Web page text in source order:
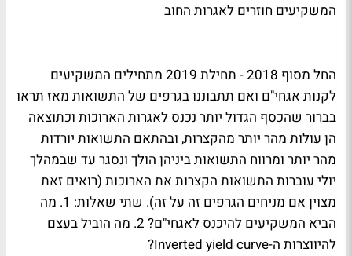
המשקיעים חוזרים לאגרות החוב
החל מסוף 2018 - תחילת 2019 מתחילים המשקיעים
לקנות אגחי"ם ואם תתבוננו בגרפים של התשואות מאז תראו
בברור שהכסף הגדול יותר נכנס לאגרות הארוכות וכתוצאה
הן עולות מהר יותר מהקצרות, ובהתאם התשואות יורדות
מהר יותר ומרווח התשואות ביניהן הולך ונסגר עד שבמהלך
יולי עוברות התשואות הקצרות את הארוכות (רואים זאת
מצוין אם מניחים הגרפים זה על זה). שתי שאלות: 1. מה
הביא המשקיעים להיכנס לאגחי"ם? 2. מה הוביל בעצם
להיווצרות ה-Inverted yield curve?